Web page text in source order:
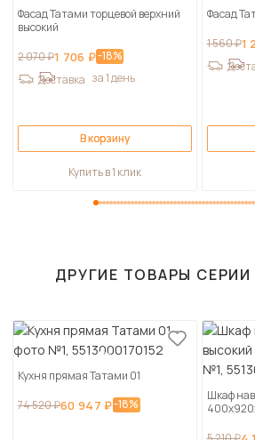
Фасад Татами торцевой верхний
высокий
2 070 ₽1 706 ₽-18%
Доставка за 1 день
В корзину
Купить в 1 клик
Фасад
1 560 ₽1
ДРУГИЕ ТОВАРЫ СЕРИИ
Кухня прямая Татами 01
74 520 ₽60 947 ₽-18%
Шкаф